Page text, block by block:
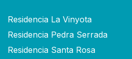
Residencia La Vinyota
Residencia Pedra Serrada
Residencia Santa Rosa